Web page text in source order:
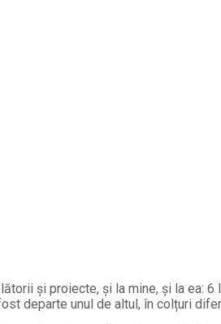
și proiecte, și la mine, și la ea:
departe unul de altul, în colțuri